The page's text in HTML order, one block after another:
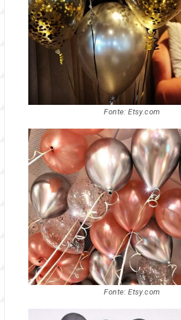
Fonte: Etsy.com
Fonte: Etsy.com